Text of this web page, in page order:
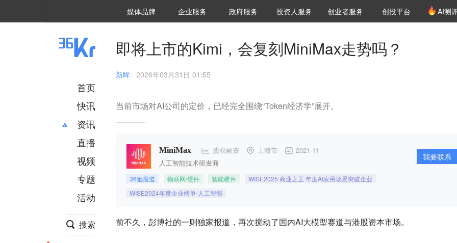
媒体品牌 36Kr研究院
企业服务 城市之窗
政府服务 VClub投资机构库
投资机构职位推介
投资人服务 创投氪堂
创业者服务 创投平台 AI测
首页
快讯
资讯
推荐
财经
项目推荐
安徽
直播
视频
专题
活动
搜索
即将上市的Kimi，会复刻MiniMax走势吗？
新眸 · 2026年03月31日 01:55
当前市场对AI公司的定价，已经完全围绕“Token经济学”展开。
MiniMax 股权融资 上海市 2021-11
人工智能技术研发商
36氪报道 物联网/硬件 智能硬件
WISE2025 商业之王 年度AI应用场景突破企业
WISE2024年度企业榜单-人工智能
我要联系
前不久，彭博社的一则独家报道，再次搅动了国内AI大模型赛道与港股资本市场。